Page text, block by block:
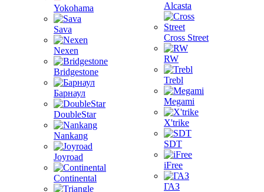
Yokohama
Sava
Nexen
Bridgestone
Барнаул
DoubleStar
Nankang
Joyroad
Continental
Alcasta
Cross Street
RW
Trebl
Megami
X'trike
SDT
iFree
ГАЗ